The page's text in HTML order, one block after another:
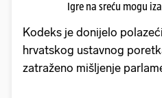
Igre na sreću mogu
Kodeks je donijelo
hrvatskog ustavnog
zatraženo mišljenje